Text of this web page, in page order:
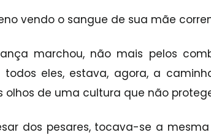
vendo o sangue de sua mãe
marchou, não mais pelos
eles, estava, agora, a
de uma cultura que não
dos pesares, tocava-se a